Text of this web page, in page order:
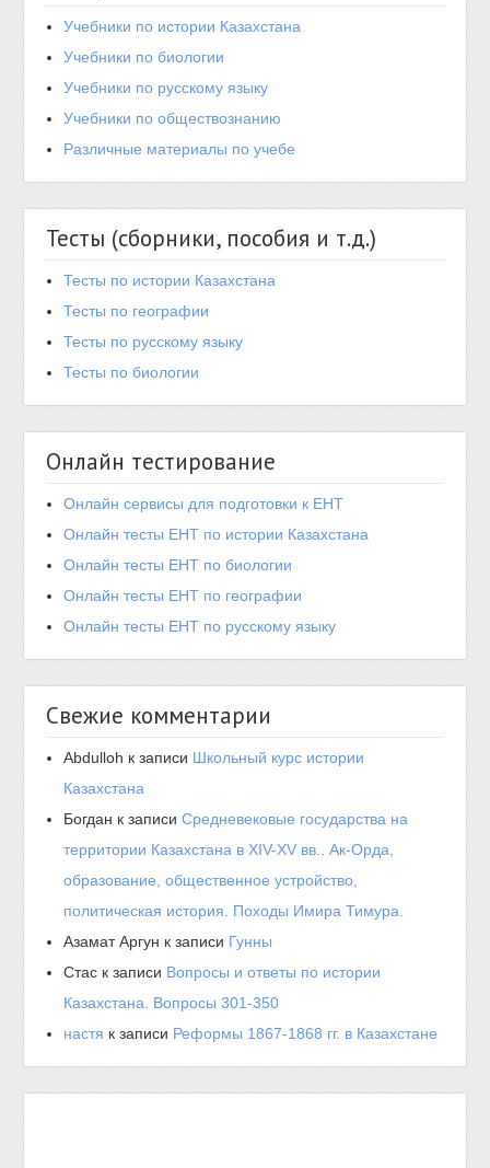
Учебники по истории Казахстана
Учебники по биологии
Учебники по русскому языку
Учебники по обществознанию
Различные материалы по учебе
Тесты (сборники, пособия и т.д.)
Тесты по истории Казахстана
Тесты по географии
Тесты по русскому языку
Тесты по биологии
Онлайн тестирование
Онлайн сервисы для подготовки к ЕНТ
Онлайн тесты ЕНТ по истории Казахстана
Онлайн тесты ЕНТ по биологии
Онлайн тесты ЕНТ по географии
Онлайн тесты ЕНТ по русскому языку
Свежие комментарии
Abdulloh к записи Школьный курс истории
Казахстана
Богдан к записиСредневековые государства на
территории Казахстана в XIV-XV вв.. Ак-Орда,
образование, общественное устройство,
политическая история. Походы Имира Тимура.
Азамат Аргун к записи Гунны
Стас к записи Вопросы и ответы по истории
Казахстана. Вопросы 301-350
настя к записи Реформы 1867-1868 гг. в Казахстане